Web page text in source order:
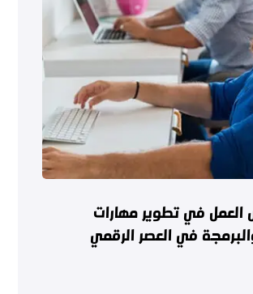
في تطوير مهارات
في العصر الرقمي